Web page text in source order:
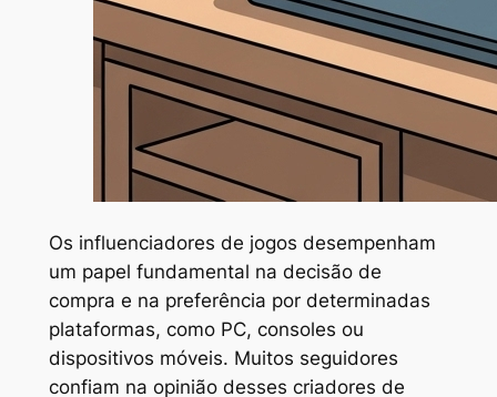
Os influenciadores de jogos desempenham
um papel fundamental na decisão de
compra e na preferência por determinadas
plataformas, como PC, consoles ou
dispositivos móveis. Muitos seguidores
confiam na opinião desses criadores de